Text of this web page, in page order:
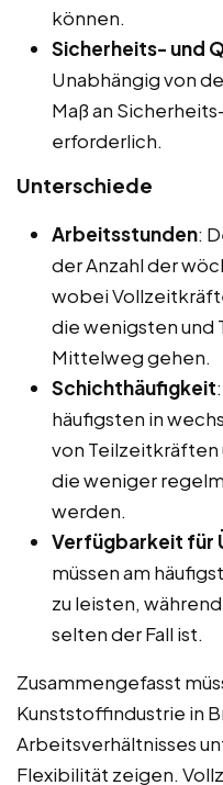
können.
Sicherheits- und
Unabhängig von
Maß an
erforderlich.
Unterschiede
Arbeitsstunden:
der Anzahl der
wobei
die wenigsten und
Mittelweg gehen.
Schichthäufigkeit
häufigsten in
von Teilzeitkräften
die weniger
werden.
Verfügbarkeit für
müssen am
zu leisten,
selten der Fall ist.
Zusammengefasst
Kunststoffindustrie in
Arbeitsverhältnisses
Flexibilität zeigen.